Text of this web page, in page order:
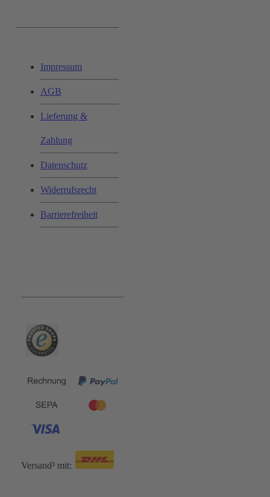
Impressum
AGB
Lieferung &
Zahlung
Datenschutz
Widerrufsrecht
Barrierefreiheit
Versand³ mit: